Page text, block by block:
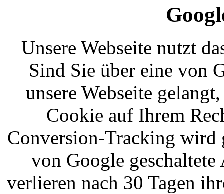
Unsere Webseite nutzt
Sind Sie über eine von
unsere Webseite
Cookie auf Ihrem
Conversion-Tracking wird
von Google
verlieren nach 30 Tagen